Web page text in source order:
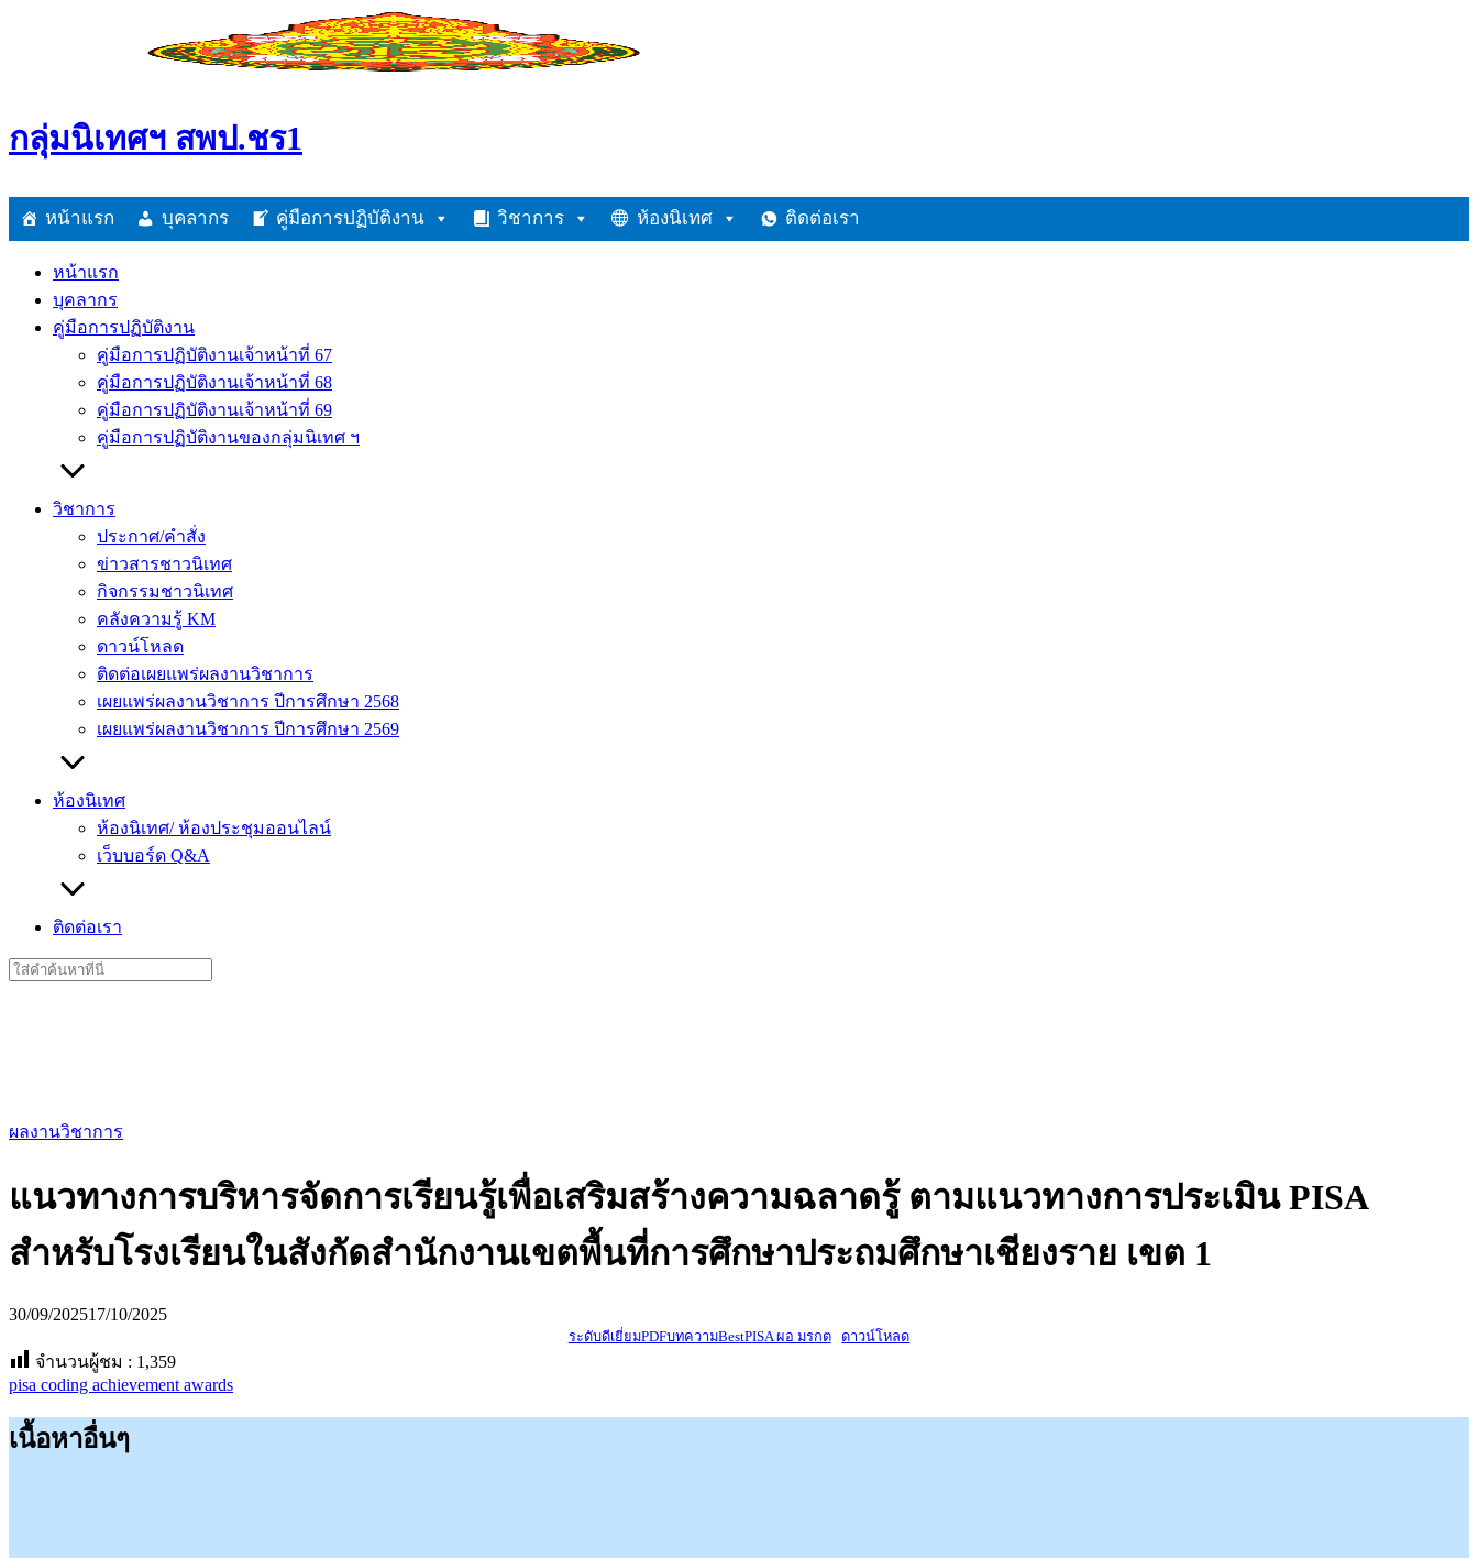
กลุ่มนิเทศฯ สพป.ชร1
หน้าแรก บุคลากร คู่มือการปฏิบัติงาน วิชาการ ห้องนิเทศ ติดต่อเรา
หน้าแรก
บุคลากร
คู่มือการปฏิบัติงาน
คู่มือการปฏิบัติงานเจ้าหน้าที่ 67
คู่มือการปฏิบัติงานเจ้าหน้าที่ 68
คู่มือการปฏิบัติงานเจ้าหน้าที่ 69
คู่มือการปฏิบัติงานของกลุ่มนิเทศ ฯ
วิชาการ
ประกาศ/คำสั่ง
ข่าวสารชาวนิเทศ
กิจกรรมชาวนิเทศ
คลังความรู้ KM
ดาวน์โหลด
ติดต่อเผยแพร่ผลงานวิชาการ
เผยแพร่ผลงานวิชาการ ปีการศึกษา 2568
เผยแพร่ผลงานวิชาการ ปีการศึกษา 2569
ห้องนิเทศ
ห้องนิเทศ/ ห้องประชุมออนไลน์
เว็บบอร์ด Q&A
ติดต่อเรา
Search
for:
ผลงานวิชาการ
แนวทางการบริหารจัดการเรียนรู้เพื่อเสริมสร้างความฉลาดรู้ ตามแนวทางการประเมิน PISA
สำหรับโรงเรียนในสังกัดสำนักงานเขตพื้นที่การศึกษาประถมศึกษาเชียงราย เขต 1
30/09/202517/10/2025
ระดับดีเยี่ยมPDFบทความBestPISA ผอ มรกต ดาวน์โหลด
จำนวนผู้ชม : 1,359
pisa coding achievement awards
เนื้อหาอื่นๆ